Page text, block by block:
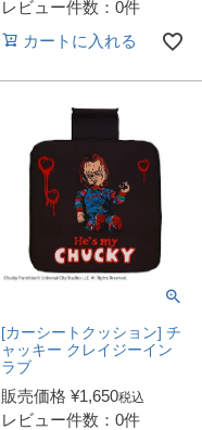
レビュー件数：0件
カートに入れる
[カーシートクッション] チ
ャッキー クレイジーイン
ラブ
販売価格 ¥1,650税込
レビュー件数：0件